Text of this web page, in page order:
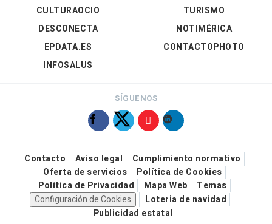
CULTURAOCIO
DESCONECTA
EPDATA.ES
INFOSALUS
TURISMO
NOTIMÉRICA
CONTACTOPHOTO
SÍGUENOS
Contacto Aviso legal
Cumplimiento normativo
Oferta de servicios
Política de Cookies
Política de Privacidad
Mapa Web
Temas
Configuración de Cookies
Loteria de navidad
Publicidad estatal